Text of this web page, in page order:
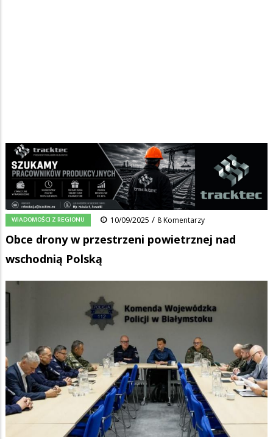
Ścieżka
nawigacyjna
Strona główna Wiadomości/Wiadomości z regionu
Obce drony w przestrzeni powietrznej nad wschodnią Polską
FacebookPinterest Tumblr
0 Reddit Share
WIADOMOŚCI Z REGIONU 10/09/2025 / 8 Komentarzy
Obce drony w przestrzeni powietrznej nad
wschodnią Polską